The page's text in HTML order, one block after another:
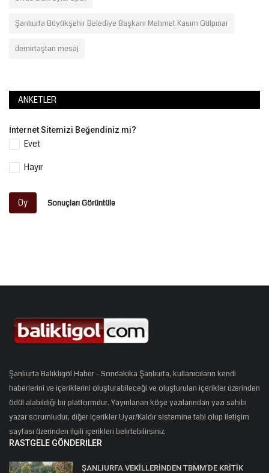
Şanlıurfa Büyükşehir Belediye Başkanı Mehmet Kasım Gülpınar
demirtaştan mesaj
ANKETLER
İnternet Sitemizi Beğendiniz mi?
Evet
Hayır
Oy Sonuçları Görüntüle
Şanlıurfa Balıklıgöl Haber - Sondakika Şanlıurfa, kullanıcıların kendi
haberlerini ve içeriklerini oluşturabileceği ve oluşturulan içerikler üzerinden
ödül alabildiği bir platformdur. Yayınlanan köşe yazılarından yazı sahibi
yazar sorumludur, diğer içerikler Uyar/Kaldır sistemine tabi olup iletişim
sayfası üzerinden ilgili içerikleri belirtebilirsiniz.
RASTGELE GÖNDERILER
ŞANLIURFA VEKİLLERİNDEN TBMM’DE KRİTİK